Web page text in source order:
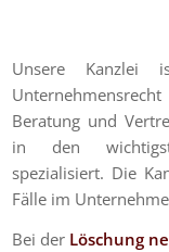
Unsere
Beratung und
in den
spezialisiert. Die
Fälle im
Bei der Löschung